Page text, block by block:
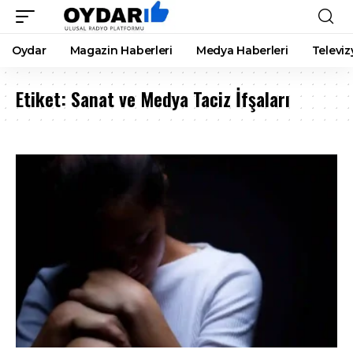
Oydar Magazin Haberleri Medya Haberleri
Etiket: Sanat ve Medya Taciz İfşaları